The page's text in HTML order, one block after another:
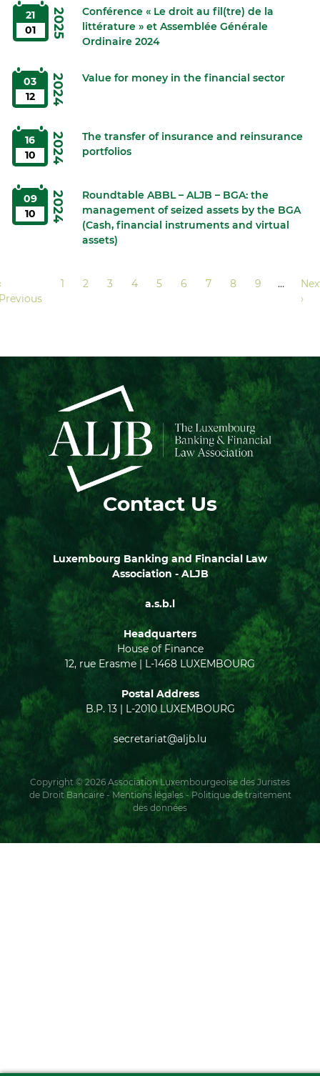
21
01
2025
Conférence « Le droit au fil(tre) de la
littérature » et Assemblée Générale
Ordinaire 2024
03
12
2024 Value for money in the financial sector
16
10
2024
The transfer of insurance and reinsurance
portfolios
09
10
2024
Roundtable ABBL – ALJB – BGA: the
management of seized assets by the BGA
(Cash, financial instruments and virtual
assets)
Pagination
Page
1 Page
2 Page
3 Page
4 Page
5 Page
6 Page
7 Page
8 Page
9 …
›
Contact Us
Luxembourg Banking and Financial Law
Association - ALJB
a.s.b.l
Headquarters
House of Finance
12, rue Erasme | L-1468 LUXEMBOURG
Postal Address
B.P. 13 | L-2010 LUXEMBOURG
secretariat@aljb.lu
Copyright © 2026 Association Luxembourgeoise des Juristes
de Droit Bancaire - Mentions légales- Politique de traitement
des données